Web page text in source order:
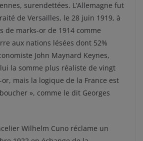
surendettées. L’Allemagne fut
de Versailles, le 28 juin 1919, à
de marks-or de 1914 comme
aux nations lésées dont 52%
John Maynard Keynes,
la somme plus réaliste de vingt
mais la logique de la France est
», comme le dit Georges
Wilhelm Cuno réclame un